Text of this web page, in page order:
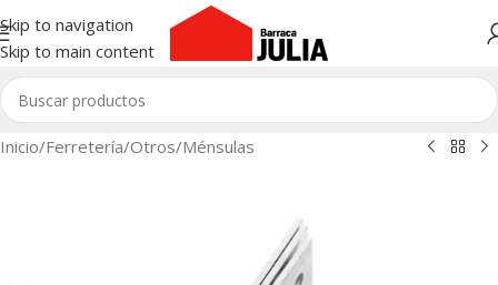
Skip to navigation
Skip to main content
Inicio/Ferretería/Otros/Ménsulas